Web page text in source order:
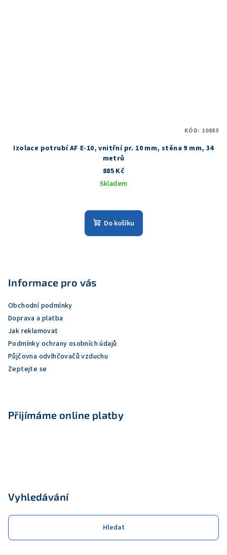
Izolace potrubí AF E-10, vnitřní pr. 10 mm, stěna 9 mm, 34
metrů
885 Kč
Skladem
Do košíku
KÓD: 10883
Informace pro vás
Obchodní podmínky
Doprava a platba
Jak reklamovat
Podmínky ochrany osobních údajů
Půjčovna odvlhčovačů vzduchu
Zeptejte se
Přijímáme online platby
Vyhledávání
Hledat